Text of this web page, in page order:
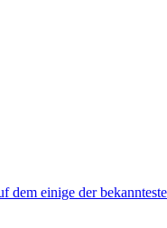
dem einige der